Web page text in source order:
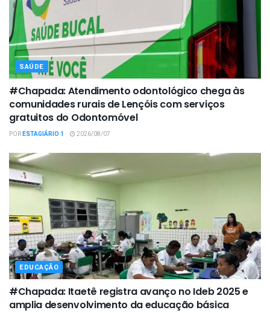
SAÚDE
#Chapada: Atendimento odontológico chega às
comunidades rurais de Lençóis com serviços
gratuitos do Odontomóvel
PORESTAGIÁRIO 1 2026/08/07
EDUCAÇÃO
#Chapada: Itaetê registra avanço no Ideb 2025 e
amplia desenvolvimento da educação básica